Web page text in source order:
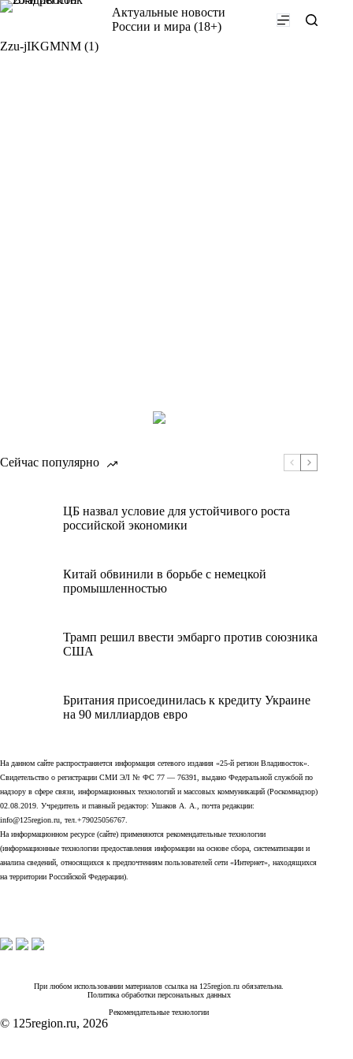
Перейти
Актуальные новости
России и мира (18+)
Zzu-jIKGMNM (1)
Сейчас популярно
ЦБ назвал условие для устойчивого роста
российской экономики
Китай обвинили в борьбе с немецкой
промышленностью
Трамп решил ввести эмбарго против союзника
США
Британия присоединилась к кредиту Украине
на 90 миллиардов евро
На данном сайте распространяется информация сетевого издания «25-й регион Владивосток».
Свидетельство о регистрации СМИ ЭЛ № ФС 77 — 76391, выдано Федеральной службой по
надзору в сфере связи, информационных технологий и массовых коммуникаций (Роскомнадзор)
02.08.2019. Учредитель и главный редактор: Ушаков А. А., почта редакции:
info@125region.ru, тел.+79025056767.
На информационном ресурсе (сайте) применяются рекомендательные технологии
(информационные технологии предоставления информации на основе сбора, систематизации и
анализа сведений, относящихся к предпочтениям пользователей сети «Интернет», находящихся
на территории Российской Федерации).
При любом использовании материалов ссылка на 125region.ru обязательна.
Политика обработки персональных данных
Рекомендательные технологии
© 125region.ru, 2026